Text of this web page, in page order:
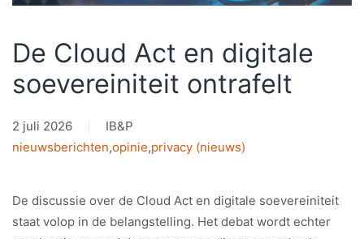
De Cloud Act en digitale
soe­ve­rei­ni­teit ontrafelt
2 juli 2026
IB&P
nieuwsberichten,opinie,privacy (nieuws)
De discussie over de Cloud Act en digitale soevereiniteit
staat volop in de belangstelling. Het debat wordt echter